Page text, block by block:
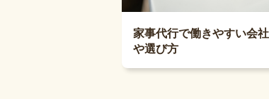
家事代行で働きやすい会
や選び方